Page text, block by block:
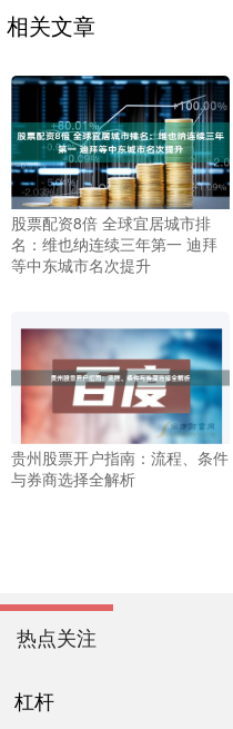
相关文章
股票配资8倍 全球宜居城市排
名：维也纳连续三年第一 迪拜
等中东城市名次提升
贵州股票开户指南：流程、条件
与券商选择全解析
热点关注
杠杆